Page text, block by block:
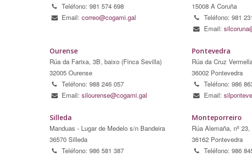
Teléfono: 981 574 698
Email: correo@cogami.gal
15008 A Coruña
Teléfono: 981
Email:
Ourense
Rúa da Farixa, 3B, baixo (Finca Sevilla)
32005 Ourense
Teléfono: 988 246 057
Email: silourense@cogami.gal
Pontevedra
Rúa da Cruz
36002 Pontevedra
Teléfono: 986
Email:
Silleda
Manduas - Lugar de Medelo s/n Bandeira
36570 Silleda
Teléfono: 986 581 387
Monteporreiro
Rúa Alemaña, nº
36162 Pontevedra
Teléfono: 986